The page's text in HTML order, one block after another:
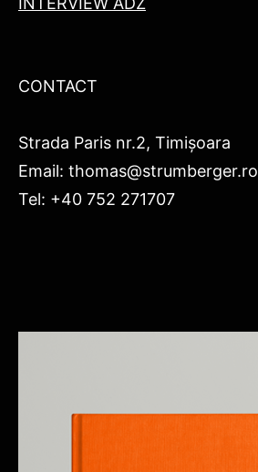
CONTACT
Strada Paris nr.2, Timișoara
Email: thomas@strumberger.ro
Tel: +40 752 271707